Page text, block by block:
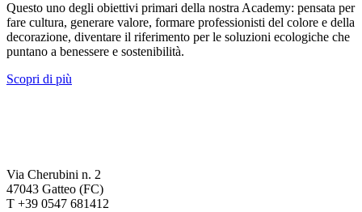
Questo uno degli obiettivi primari della nostra Academy: pensata per
fare cultura, generare valore, formare professionisti del colore e della
decorazione, diventare il riferimento per le soluzioni ecologiche che
puntano a benessere e sostenibilità.
Scopri di più
Via Cherubini n. 2
47043 Gatteo (FC)
T +39 0547 681412